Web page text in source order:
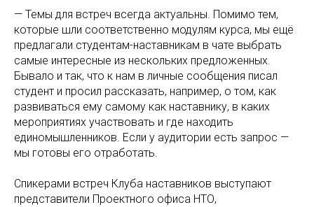
— Темы для встреч всегда актуальны. Помимо тем,
которые шли соответственно модулям курса, мы ещё
предлагали студентам-наставникам в чате выбрать
самые интересные из нескольких предложенных.
Бывало и так, что к нам в личные сообщения писал
студент и просил рассказать, например, о том, как
развиваться ему самому как наставнику, в каких
мероприятиях участвовать и где находить
единомышленников. Если у аудитории есть запрос —
мы готовы его отработать.
Спикерами встреч Клуба наставников выступают
представители Проектного офиса НТО,